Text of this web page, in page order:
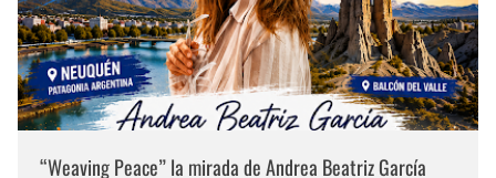
“Weaving Peace” la mirada de Andrea Beatriz García